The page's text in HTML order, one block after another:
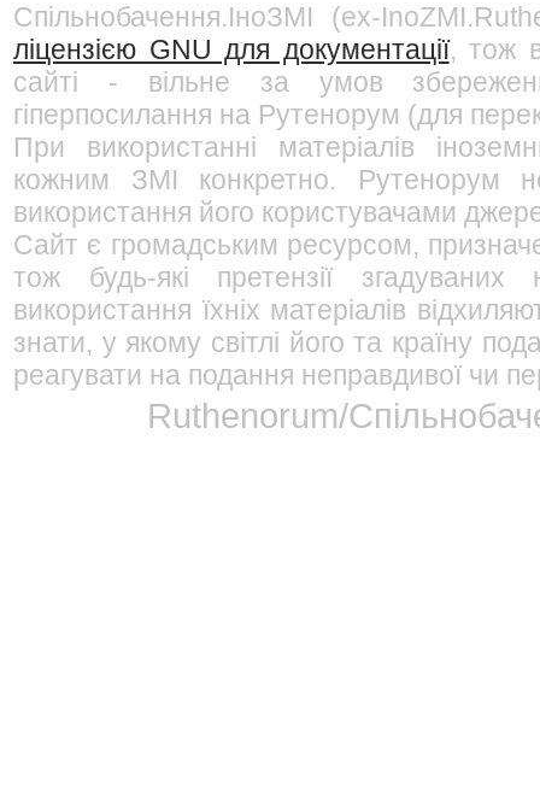
Спільнобачення.ІноЗМІ (ex-
ліцензією GNU для документації, тож
сайті - вільне за умов
гіперпосилання на Рутенорум (для
При використанні матеріалів
кожним ЗМІ конкретно. Рутенорум
використання його користувачами
Сайт є громадським ресурсом,
тож будь-які претензії
використання їхніх матеріалів
знати, у якому світлі його та країну
реагувати на подання неправдивої чи
Ruthenorum/